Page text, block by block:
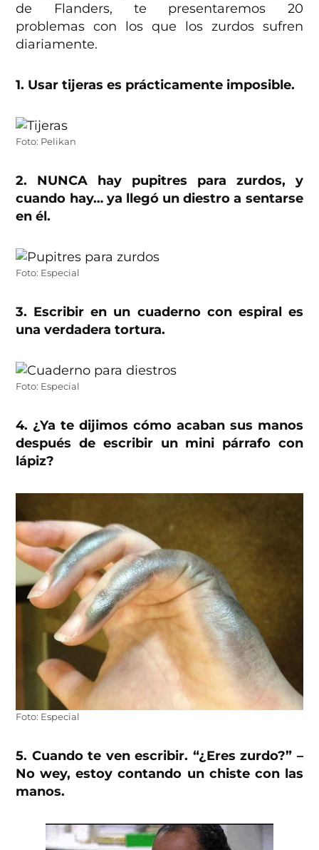
de Flanders, te presentaremos 20
problemas con los que los zurdos sufren
diariamente.
1. Usar tijeras es prácticamente imposible.
Foto: Pelikan
2. NUNCA hay pupitres para zurdos, y
cuando hay… ya llegó un diestro a sentarse
en él.
Foto: Especial
3. Escribir en un cuaderno con espiral es
una verdadera tortura.
Foto: Especial
4. ¿Ya te dijimos cómo acaban sus manos
después de escribir un mini párrafo con
lápiz?
Foto: Especial
5. Cuando te ven escribir. “¿Eres zurdo?” –
No wey, estoy contando un chiste con las
manos.